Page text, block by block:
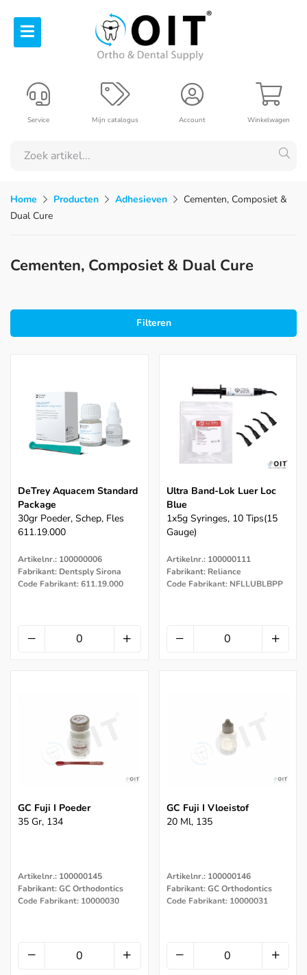
Winkelwagen
Account
Mijn catalogus
Service
Home Producten Adhesieven
Cementen, Composiet &
Dual Cure
Cementen, Composiet & Dual Cure
Filteren
DeTrey Aquacem Standard
Package
30gr Poeder, Schep, Fles
611.19.000
Artikelnr.: 100000006
Fabrikant: Dentsply Sirona
Code Fabrikant: 611.19.000
Ultra Band-Lok Luer Loc
Blue
1x5g Syringes, 10 Tips(15
Gauge)
Artikelnr.: 100000111
Fabrikant: Reliance
Code Fabrikant: NFLLUBLBPP
GC Fuji I Poeder
35 Gr, 134
Artikelnr.: 100000145
Fabrikant: GC Orthodontics
Code Fabrikant: 10000030
GC Fuji I Vloeistof
20 Ml, 135
Artikelnr.: 100000146
Fabrikant: GC Orthodontics
Code Fabrikant: 10000031